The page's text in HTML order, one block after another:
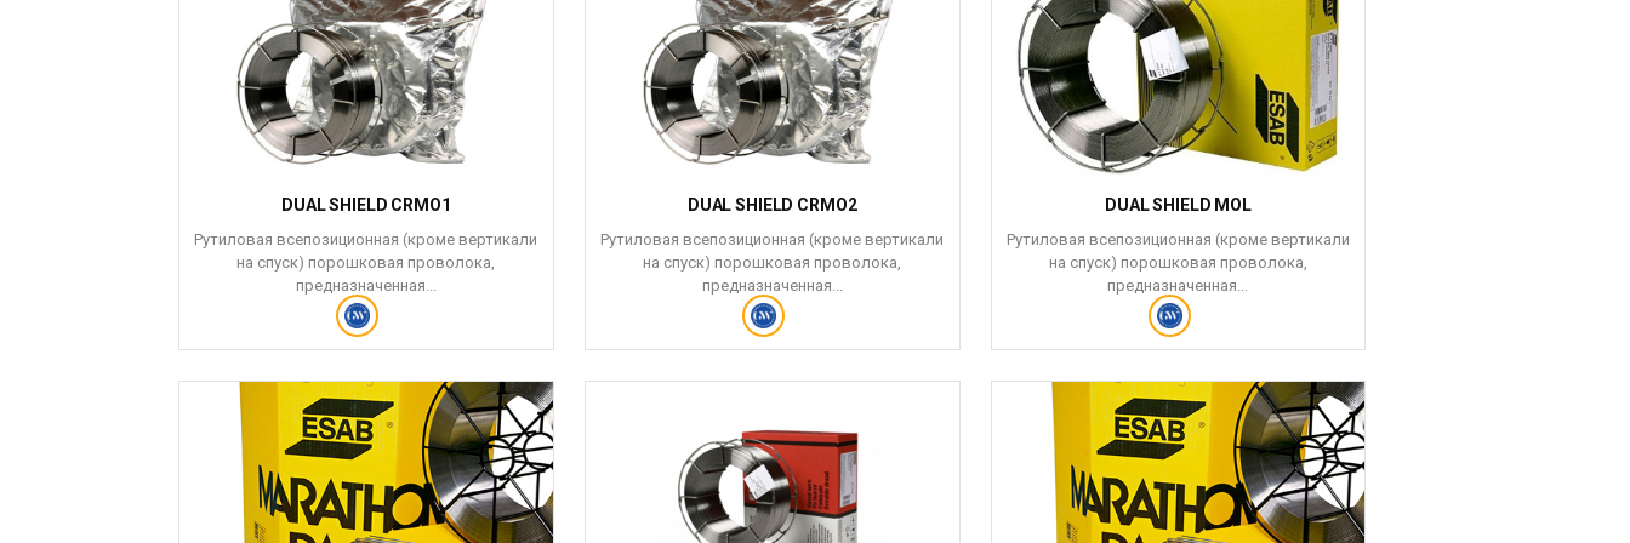
DUAL SHIELD CRMO1
Рутиловая всепозиционная (кроме вертикали
на спуск) порошковая проволока,
предназначенная...
DUAL SHIELD CRMO2
Рутиловая всепозиционная (кроме вертикали
на спуск) порошковая проволока,
предназначенная...
DUAL SHIELD MOL
Рутиловая всепозиционная (кроме вертикали
на спуск) порошковая проволока,
предназначенная...